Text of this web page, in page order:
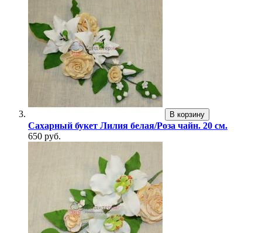
В корзину
Сахарный букет Лилия белая/Роза чайн. 20 см.
650 руб.